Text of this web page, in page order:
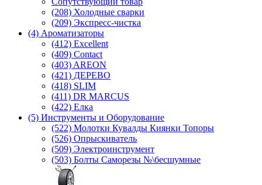
(208) Холодные сварки
(209) Экспреcс-чистка
(4) Ароматизаторы
(412) Excellent
(409) Contact
(403) AREON
(421) ДЕРЕВО
(418) SLIM
(411) DR MARCUS
(422) Елка
(5) Инструменты и Оборудование
(522) Молотки Кувалды Киянки Топоры
(526) Опрыскиватель
(509) Электроинструмент
(503) Болты Саморезы №\бесшумные